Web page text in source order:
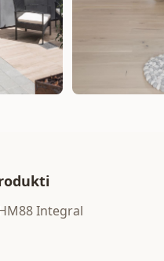
Integral